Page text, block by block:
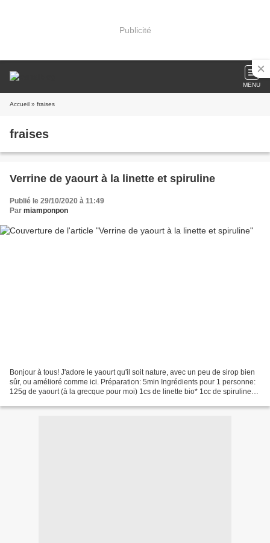
Publicité
MENU
Accueil » fraises
fraises
Verrine de yaourt à la linette et spiruline
Publié le 29/10/2020 à 11:49
Par miamponpon
Bonjour à tous! J'adore le yaourt qu'il soit nature, avec un peu de sirop bien
sûr, ou amélioré comme ici. Préparation: 5min Ingrédients pour 1 personne:
125g de yaourt (à la grecque pour moi) 1cs de linette bio* 1cc de spiruline